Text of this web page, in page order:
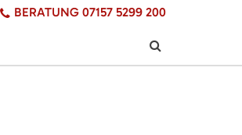
BERATUNG 07157 5299 200